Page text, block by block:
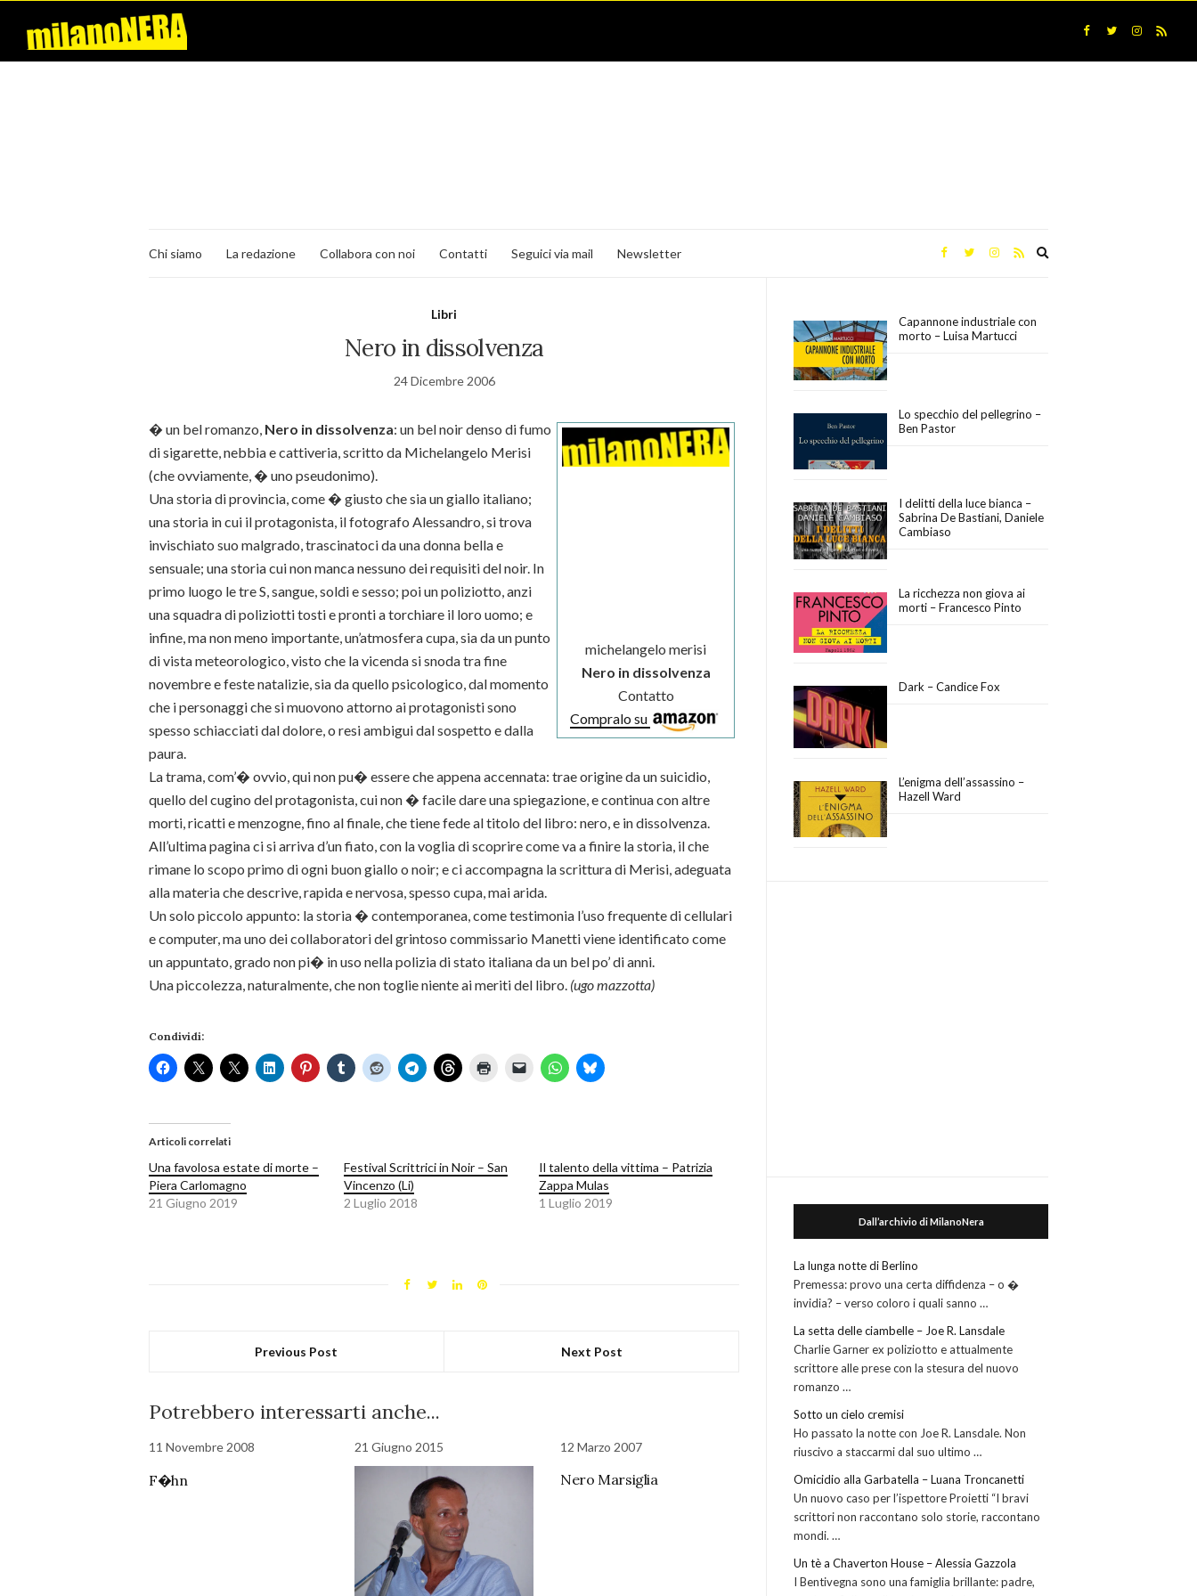
Chi siamo La redazione Collabora con noi Contatti Seguici via mail Newsletter
Libri
Nero in dissolvenza
24 Dicembre 2006
michelangelo merisi
Nero in dissolvenza
Contatto
Compralo su
� un bel romanzo, Nero in dissolvenza: un bel noir denso di fumo
di sigarette, nebbia e cattiveria, scritto da Michelangelo Merisi
(che ovviamente, � uno pseudonimo).
Una storia di provincia, come � giusto che sia un giallo italiano;
una storia in cui il protagonista, il fotografo Alessandro, si trova
invischiato suo malgrado, trascinatoci da una donna bella e
sensuale; una storia cui non manca nessuno dei requisiti del noir. In
primo luogo le tre S, sangue, soldi e sesso; poi un poliziotto, anzi
una squadra di poliziotti tosti e pronti a torchiare il loro uomo; e
infine, ma non meno importante, un’atmosfera cupa, sia da un punto
di vista meteorologico, visto che la vicenda si snoda tra fine
novembre e feste natalizie, sia da quello psicologico, dal momento
che i personaggi che si muovono attorno ai protagonisti sono
spesso schiacciati dal dolore, o resi ambigui dal sospetto e dalla
paura.
La trama, com’� ovvio, qui non pu� essere che appena accennata: trae origine da un suicidio,
quello del cugino del protagonista, cui non � facile dare una spiegazione, e continua con altre
morti, ricatti e menzogne, fino al finale, che tiene fede al titolo del libro: nero, e in dissolvenza.
All’ultima pagina ci si arriva d’un fiato, con la voglia di scoprire come va a finire la storia, il che
rimane lo scopo primo di ogni buon giallo o noir; e ci accompagna la scrittura di Merisi, adeguata
alla materia che descrive, rapida e nervosa, spesso cupa, mai arida.
Un solo piccolo appunto: la storia � contemporanea, come testimonia l’uso frequente di cellulari
e computer, ma uno dei collaboratori del grintoso commissario Manetti viene identificato come
un appuntato, grado non pi� in uso nella polizia di stato italiana da un bel po’ di anni.
Una piccolezza, naturalmente, che non toglie niente ai meriti del libro. (ugo mazzotta)
Condividi:
Articoli correlati
Una favolosa estate di morte –
Piera Carlomagno
21 Giugno 2019
Festival Scrittrici in Noir – San
Vincenzo (Li)
2 Luglio 2018
Il talento della vittima – Patrizia
Zappa Mulas
1 Luglio 2019
Previous Post Next Post
Potrebbero interessarti anche...
11 Novembre 2008
F�hn
21 Giugno 2015 12 Marzo 2007
Nero Marsiglia
Capannone industriale con
morto – Luisa Martucci
Lo specchio del pellegrino –
Ben Pastor
I delitti della luce bianca –
Sabrina De Bastiani, Daniele
Cambiaso
La ricchezza non giova ai
morti – Francesco Pinto
Dark – Candice Fox
L’enigma dell’assassino –
Hazell Ward
Dall’archivio di MilanoNera
La lunga notte di Berlino
Premessa: provo una certa diffidenza – o �
invidia? – verso coloro i quali sanno …
La setta delle ciambelle – Joe R. Lansdale
Charlie Garner ex poliziotto e attualmente
scrittore alle prese con la stesura del nuovo
romanzo …
Sotto un cielo cremisi
Ho passato la notte con Joe R. Lansdale. Non
riuscivo a staccarmi dal suo ultimo …
Omicidio alla Garbatella – Luana Troncanetti
Un nuovo caso per l’ispettore Proietti “I bravi
scrittori non raccontano solo storie, raccontano
mondi. …
Un tè a Chaverton House – Alessia Gazzola
I Bentivegna sono una famiglia brillante: padre,